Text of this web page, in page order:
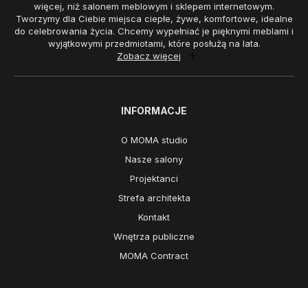
więcej, niż salonem meblowym i sklepem internetowym.
Tworzymy dla Ciebie miejsca ciepłe, żywe, komfortowe, idealne
do celebrowania życia. Chcemy wypełniać je pięknymi meblami i
wyjątkowymi przedmiotami, które posłużą na lata.
Zobacz więcej
INFORMACJE
O MOMA studio
Nasze salony
Projektanci
Strefa architekta
Kontakt
Wnętrza publiczne
MOMA Contract